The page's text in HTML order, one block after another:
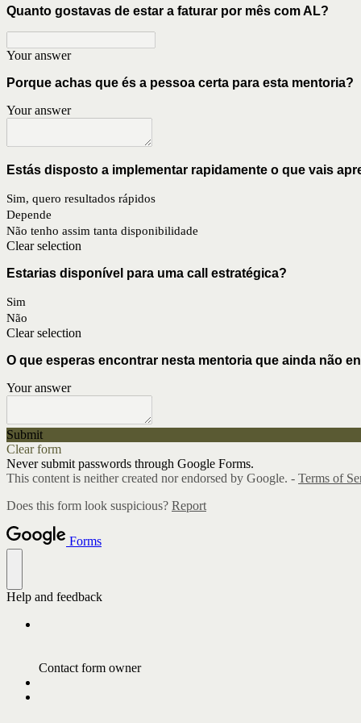
Quanto gostavas de estar a faturar por mês com AL?
Your answer
Porque achas que és a pessoa certa para esta mentoria?
Your answer
Estás disposto a implementar rapidamente o que vais
Sim, quero resultados rápidos
Depende
Não tenho assim tanta disponibilidade
Clear selection
Estarias disponível para uma call estratégica?
Sim
Não
Clear selection
O que esperas encontrar nesta mentoria que ainda não
Your answer
Submit
Clear form
Never submit passwords through Google Forms.
This content is neither created nor endorsed by Google. - Terms of
Does this form look suspicious? Report
Forms
Help and feedback
Contact form owner